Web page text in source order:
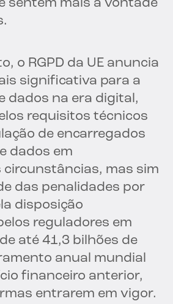
sentem mais à vontade
o RGPD da UE anuncia
significativa para a
dados na era digital,
requisitos técnicos
de encarregados
dados em
mas sim
das penalidades por
disposição
reguladores em
até 41,3 bilhões de
anual mundial
financeiro anterior,
entrarem em vigor.